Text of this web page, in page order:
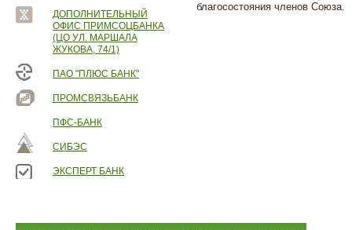
ДОПОЛНИТЕЛЬНЫЙ
ОФИС ПРИМСОЦБАНКА
(ЦО УЛ. МАРШАЛА
ЖУКОВА, 74/1)
ПАО "ПЛЮС БАНК"
ПРОМСВЯЗЬБАНК
ПФС-БАНК
СИБЭС
ЭКСПЕРТ БАНК
благосостояния членов Союза.